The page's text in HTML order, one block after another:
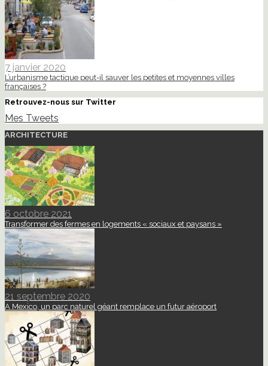
7 janvier 2020
L’urbanisme tactique peut-il sauver les petites et moyennes villes
françaises ?
Retrouvez-nous sur Twitter
Mes Tweets
ARCHITECTURE
6 octobre 2021
Transformer des fermes en logements « sociaux et paysans »
21 septembre 2020
A Mexico, un parc naturel géant remplace un futur aéroport